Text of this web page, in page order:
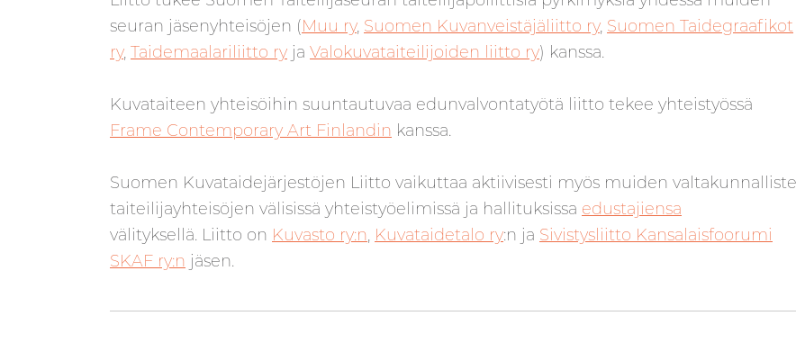
seuran jäsenyhteisöjen (Muu ry, Suomen Kuvanveistäjäliitto ry, Suomen Taidegraafikot
ry, Taidemaalariliitto ry ja Valokuvataiteilijoiden liitto ry) kanssa.
Kuvataiteen yhteisöihin suuntautuvaa edunvalvontatyötä liitto tekee yhteistyössä
Frame Contemporary Art Finlandin kanssa.
Suomen Kuvataidejärjestöjen Liitto vaikuttaa aktiivisesti myös muiden
taiteilijayhteisöjen välisissä yhteistyöelimissä ja hallituksissa edustajiensa
välityksellä. Liitto on Kuvasto ry:n, Kuvataidetalo ry:n ja Sivistysliitto Kansalaisfoorumi
SKAF ry:n jäsen.